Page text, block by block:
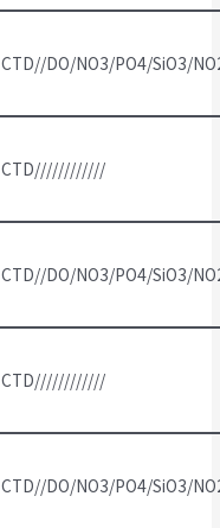
CTD//DO/NO3/PO4/SiO3/
CTD////////////
CTD//DO/NO3/PO4/SiO3/
CTD////////////
CTD//DO/NO3/PO4/SiO3/